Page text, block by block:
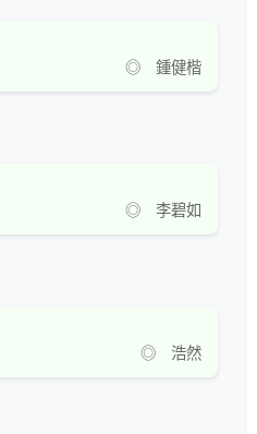
◎ 鍾健楷
◎ 李碧如
◎ 浩然